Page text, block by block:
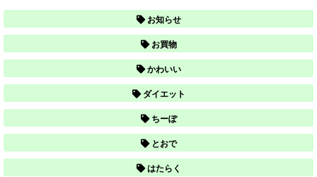
お知らせ
お買物
かわいい
ダイエット
ちーぽ
とおで
はたらく